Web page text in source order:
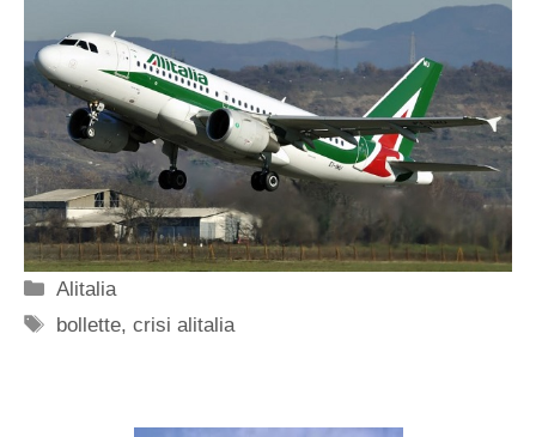
Categorie
Alitalia
Tag
bollette,crisi alitalia